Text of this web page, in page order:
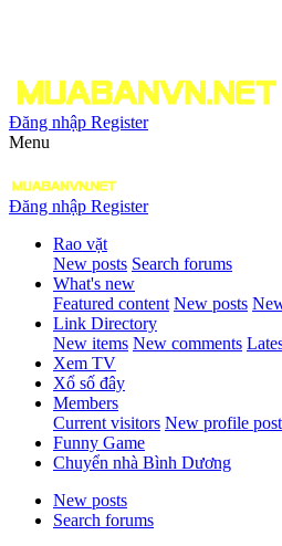
Đăng nhập Register
Menu
Đăng nhập Register
Rao vặt
New posts Search forums
What's new
Featured content New posts
Link Directory
New items New comments
Xem TV
Xổ số đây
Members
Current visitors New profile
Funny Game
Chuyển nhà Bình Dương
New posts
Search forums